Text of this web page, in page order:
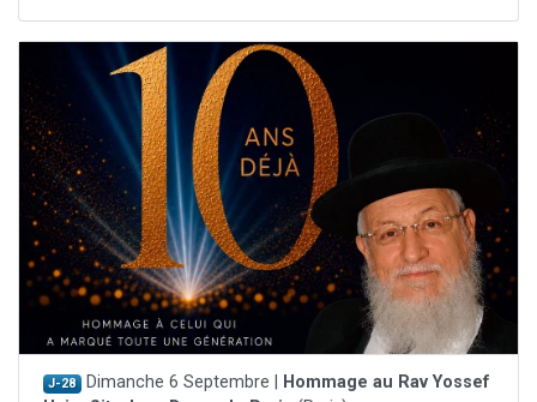
J-28 Dimanche 6 Septembre |
Hommage au Rav Yossef